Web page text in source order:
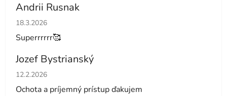
Andrii Rusnak
Hodnotenie obchodu je 5 z 5 hviezdičiek.
18.3.2026
Superrrrrr🥰
Jozef Bystrianský
Hodnotenie obchodu je 5 z 5 hviezdičiek.
12.2.2026
Ochota a príjemný prístup ďakujem